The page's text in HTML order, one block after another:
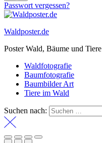
Passwort vergessen?
Waldposter.de
Poster Wald, Bäume und Tiere
Waldfotografie
Baumfotografie
Baumbilder Art
Tiere im Wald
Suchen nach: